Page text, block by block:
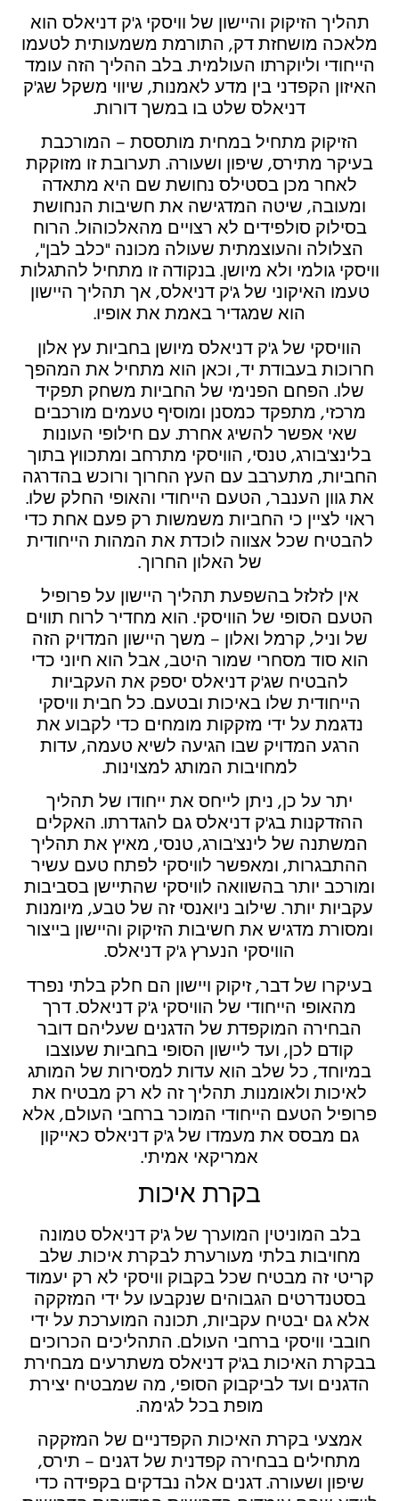
תהליך הזיקוק והיישון של וויסקי ג'ק דניאלס הוא
מלאכה מושחזת דק, התורמת משמעותית לטעמו
הייחודי וליוקרתו העולמית. בלב ההליך הזה עומד
האיזון הקפדני בין מדע לאמנות, שיווי משקל שג'ק
דניאלס שלט בו במשך דורות.
הזיקוק מתחיל במחית מותססת – המורכבת
בעיקר מתירס, שיפון ושעורה. תערובת זו מזוקקת
לאחר מכן בסטילס נחושת שם היא מתאדה
ומעובה, שיטה המדגישה את חשיבות הנחושת
בסילוק סולפידים לא רצויים מהאלכוהול. הרוח
הצלולה והעוצמתית שעולה מכונה "כלב לבן",
וויסקי גולמי ולא מיושן. בנקודה זו מתחיל להתגלות
טעמו האיקוני של ג'ק דניאלס, אך תהליך היישון
הוא שמגדיר באמת את אופיו.
הוויסקי של ג'ק דניאלס מיושן בחביות עץ אלון
חרוכות בעבודת יד, וכאן הוא מתחיל את המהפך
שלו. הפחם הפנימי של החביות משחק תפקיד
מרכזי, מתפקד כמסנן ומוסיף טעמים מורכבים
שאי אפשר להשיג אחרת. עם חילופי העונות
בלינצ'בורג, טנסי, הוויסקי מתרחב ומתכווץ בתוך
החביות, מתערבב עם העץ החרוך ורוכש בהדרגה
את גוון הענבר, הטעם הייחודי והאופי החלק שלו.
ראוי לציין כי החביות משמשות רק פעם אחת כדי
להבטיח שכל אצווה לוכדת את המהות הייחודית
של האלון החרוך.
אין לזלזל בהשפעת תהליך היישון על פרופיל
הטעם הסופי של הוויסקי. הוא מחדיר לרוח תווים
של וניל, קרמל ואלון – משך היישון המדויק הזה
הוא סוד מסחרי שמור היטב, אבל הוא חיוני כדי
להבטיח שג'ק דניאלס יספק את העקביות
הייחודית שלו באיכות ובטעם. כל חבית וויסקי
נדגמת על ידי מזקקות מומחים כדי לקבוע את
הרגע המדויק שבו הגיעה לשיא טעמה, עדות
למחויבות המותג למצוינות.
יתר על כן, ניתן לייחס את ייחודו של תהליך
ההזדקנות בג'ק דניאלס גם להגדרתו. האקלים
המשתנה של לינצ'בורג, טנסי, מאיץ את תהליך
ההתבגרות, ומאפשר לוויסקי לפתח טעם עשיר
ומורכב יותר בהשוואה לוויסקי שהתיישן בסביבות
עקביות יותר. שילוב ניואנסי זה של טבע, מיומנות
ומסורת מדגיש את חשיבות הזיקוק והיישון בייצור
הוויסקי הנערץ ג'ק דניאלס.
בעיקרו של דבר, זיקוק ויישון הם חלק בלתי נפרד
מהאופי הייחודי של הוויסקי ג'ק דניאלס. דרך
הבחירה המוקפדת של הדגנים שעליהם דובר
קודם לכן, ועד ליישון הסופי בחביות שעוצבו
במיוחד, כל שלב הוא עדות למסירות של המותג
לאיכות ולאומנות. תהליך זה לא רק מבטיח את
פרופיל הטעם הייחודי המוכר ברחבי העולם, אלא
גם מבסס את מעמדו של ג'ק דניאלס כאייקון
אמריקאי אמיתי.
בקרת איכות
בלב המוניטין המוערך של ג'ק דניאלס טמונה
מחויבות בלתי מעורערת לבקרת איכות. שלב
קריטי זה מבטיח שכל בקבוק וויסקי לא רק יעמוד
בסטנדרטים הגבוהים שנקבעו על ידי המזקקה
אלא גם יבטיח עקביות, תכונה המוערכת על ידי
חובבי וויסקי ברחבי העולם. התהליכים הכרוכים
בבקרת האיכות בג'ק דניאלס משתרעים מבחירת
הדגנים ועד לביקבוק הסופי, מה שמבטיח יצירת
מופת בכל לגימה.
אמצעי בקרת האיכות הקפדניים של המזקקה
מתחילים בבחירה קפדנית של דגנים – תירס,
שיפון ושעורה. דגנים אלה נבדקים בקפידה כדי